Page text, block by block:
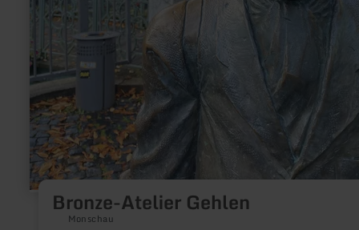
Bronze-Atelier Gehlen
Monschau